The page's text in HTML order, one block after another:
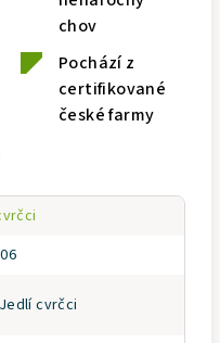
chov
Pochází z
certifikované
české farmy
cvrčci